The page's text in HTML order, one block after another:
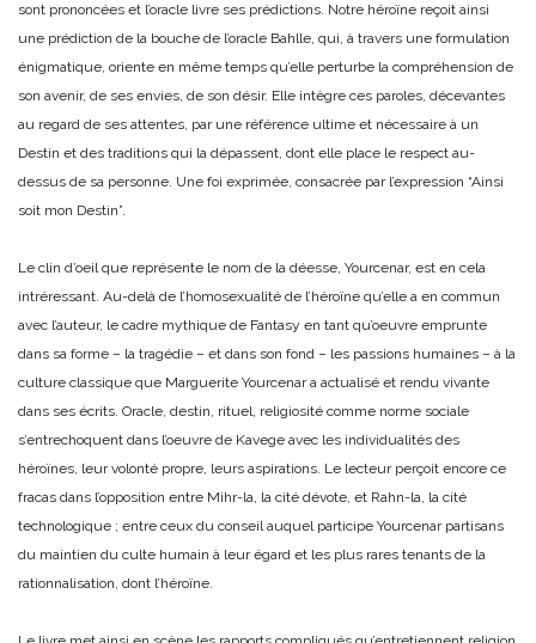
sont prononcées et l’oracle livre ses prédictions. Notre héroïne reçoit ainsi
une prédiction de la bouche de l’oracle Bahlle, qui, à travers une formulation
énigmatique, oriente en même temps qu’elle perturbe la compréhension de
son avenir, de ses envies, de son désir. Elle intègre ces paroles, décevantes
au regard de ses attentes, par une référence ultime et nécessaire à un
Destin et des traditions qui la dépassent, dont elle place le respect au-
dessus de sa personne. Une foi exprimée, consacrée par l’expression “Ainsi
soit mon Destin”.
Le clin d’oeil que représente le nom de la déesse, Yourcenar, est en cela
intréressant. Au-delà de l’homosexualité de l’héroïne qu’elle a en commun
avec l’auteur, le cadre mythique de Fantasy en tant qu’oeuvre emprunte
dans sa forme – la tragédie – et dans son fond – les passions humaines – à la
culture classique que Marguerite Yourcenar a actualisé et rendu vivante
dans ses écrits. Oracle, destin, rituel, religiosité comme norme sociale
s’entrechoquent dans l’oeuvre de Kavege avec les individualités des
héroïnes, leur volonté propre, leurs aspirations. Le lecteur perçoit encore ce
fracas dans l’opposition entre Mihr-la, la cité dévote, et Rahn-la, la cité
technologique ; entre ceux du conseil auquel participe Yourcenar partisans
du maintien du culte humain à leur égard et les plus rares tenants de la
rationnalisation, dont l’héroïne.